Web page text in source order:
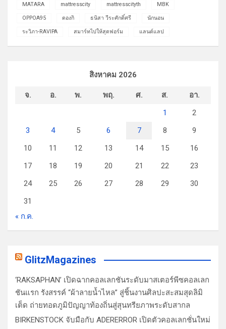
MATARA mattresscity mattresscityth MBK
OPPOA95 ดองกิ ธนิสา วีระศักดิ์ศรี นักนอน
ระวิภา-RAVIPA สมาร์ทไปให้สุดฟอร์ม แลนด์แลป
สิงหาคม 2026
จ. อ. พ. พฤ. ศ. ส.
อา.
1
2
3
4 5 6 7 8
9
10
11 12 13 14 15
16
17
18 19 20 21 22
23
24
25 26 27 28 29
30
31
« ก.ค.
GlitzMagazines
‘RAKSAPHAN’ เปิดฉากคอลเลกชันระดับมาสเตอร์พีซคอลเลก
ชันแรก รังสรรค์ “ผ้าลายน้ำไหล” สู่ชิ้นงานศิลปะสะสมสุดลิมิ
เต็ด ถ่ายทอดภูมิปัญญาท้องถิ่นสู่สุนทรียภาพระดับสากล
BIRKENSTOCK จับมือกับ ADERERROR เปิดตัวคอลเลกชั่นใหม่